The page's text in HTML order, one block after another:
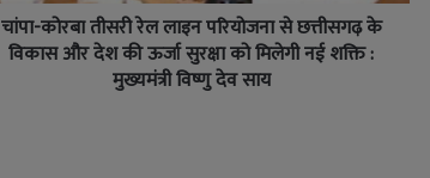
चांपा-कोरबा तीसरी रेल लाइन परियोजना से छत्तीसगढ़ के
विकास और देश की ऊर्जा सुरक्षा को मिलेगी नई शक्ति :
मुख्यमंत्री विष्णु देव साय